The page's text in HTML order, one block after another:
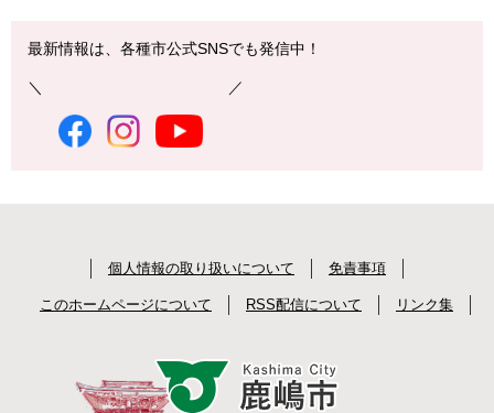
最新情報は、各種市公式SNSでも発信中！
＼ ／
個人情報の取り扱いについて 免責事項
このホームページについて RSS配信について リンク集